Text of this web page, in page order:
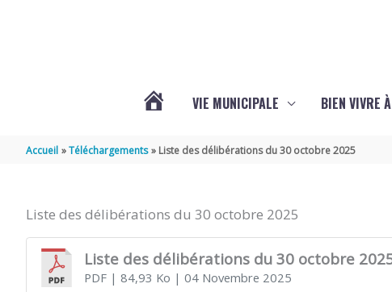
VIE MUNICIPALE BIEN VIVRE
Accueil Téléchargements Liste des délibérations du 30 octobre 2025
Liste des délibérations du 30 octobre 2025
Liste des délibérations du 30 octobre
PDF| 84,93 Ko | 04 Novembre 2025